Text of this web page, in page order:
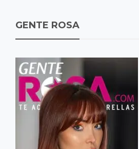
GENTE ROSA